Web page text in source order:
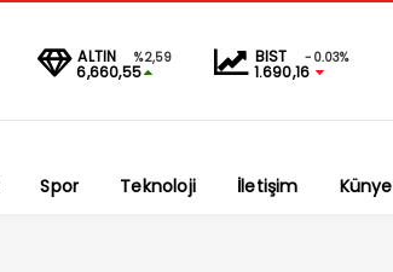
ALTIN %2,59
6,660,55
BIST -0.03%
1.690,16
Spor Teknoloji İletişim Künye